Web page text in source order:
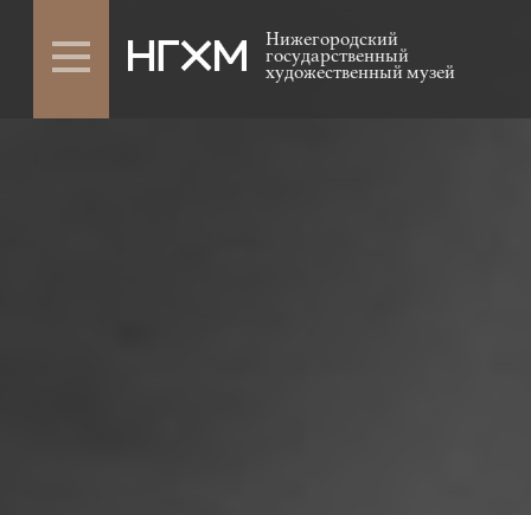
Нижегородский
государственный
художественный музей